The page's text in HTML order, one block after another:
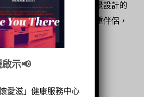
以及透過基於現實生活情景設計的
何在戀愛及親密關係中尊重伴侶，
的重要性。
示📢
懷愛滋」健康服務中心